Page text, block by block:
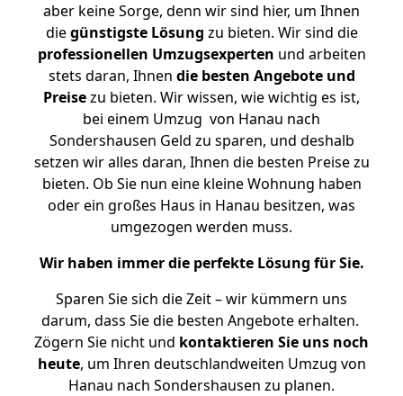
aber keine Sorge, denn wir sind hier, um Ihnen
diegünstigste Lösung zu bieten. Wir sind die
professionellen Umzugsexperten und arbeiten
stets daran, Ihnen die besten Angebote und
Preisezu bieten. Wir wissen, wie wichtig es ist,
bei einem Umzug von Hanau nach
Sondershausen Geld zu sparen, und deshalb
setzen wir alles daran, Ihnen die besten Preise zu
bieten. Ob Sie nun eine kleine Wohnung haben
oder ein großes Haus in Hanau besitzen, was
umgezogen werden muss.
Wir haben immer die perfekte Lösung für Sie.
Sparen Sie sich die Zeit – wir kümmern uns
darum, dass Sie die besten Angebote erhalten.
Zögern Sie nicht und kontaktieren Sie uns noch
heute, um Ihren deutschlandweiten Umzug von
Hanau nach Sondershausen zu planen.